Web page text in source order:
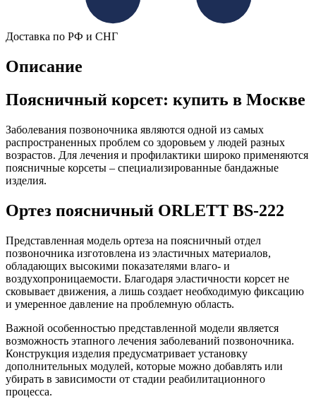
Доставка по РФ и СНГ
Описание
Поясничный корсет: купить в Москве
Заболевания позвоночника являются одной из самых
распространенных проблем со здоровьем у людей разных
возрастов. Для лечения и профилактики широко применяются
поясничные корсеты – специализированные бандажные
изделия.
Ортез поясничный ORLETT BS-222
Представленная модель ортеза на поясничный отдел
позвоночника изготовлена из эластичных материалов,
обладающих высокими показателями влаго- и
воздухопроницаемости. Благодаря эластичности корсет не
сковывает движения, а лишь создает необходимую фиксацию
и умеренное давление на проблемную область.
Важной особенностью представленной модели является
возможность этапного лечения заболеваний позвоночника.
Конструкция изделия предусматривает установку
дополнительных модулей, которые можно добавлять или
убирать в зависимости от стадии реабилитационного
процесса.